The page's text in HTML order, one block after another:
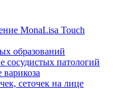
MonaLisa Touch
образований
сосудистых патологий
варикоза
сеточек на лице